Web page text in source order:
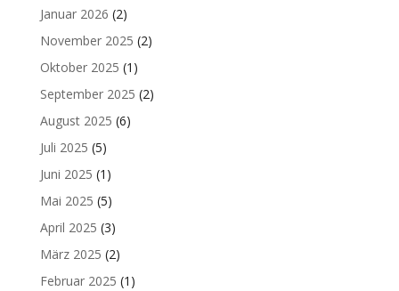
Januar 2026 (2)
November 2025 (2)
Oktober 2025 (1)
September 2025 (2)
August 2025 (6)
Juli 2025 (5)
Juni 2025 (1)
Mai 2025 (5)
April 2025 (3)
März 2025 (2)
Februar 2025 (1)